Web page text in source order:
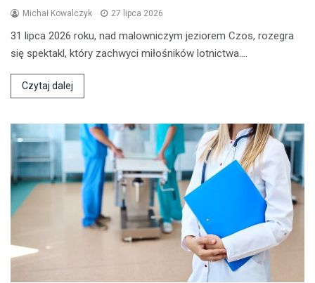
Michał Kowalczyk 27 lipca 2026
31 lipca 2026 roku, nad malowniczym jeziorem Czos, rozegra
się spektakl, który zachwyci miłośników lotnictwa.…
Czytaj dalej